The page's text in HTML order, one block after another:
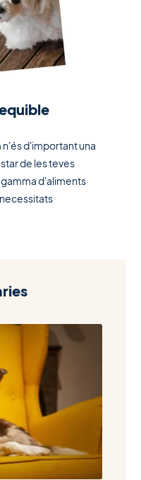
n'és d'important una
de les teves
d'aliments